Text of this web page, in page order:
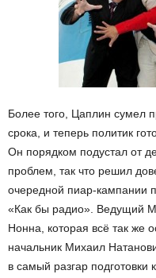
Более того, Цаплин сумел
срока, и теперь политик
Он порядком подустал от
проблем, так что решил
очередной пиар-кампании
«Как бы радио». Ведущий
Нонна, которая всё так же
начальник Михаил
в самый разгар подготовки